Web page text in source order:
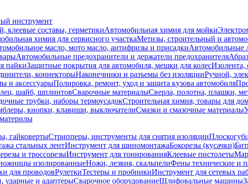
инструмент
клеевые составы, герметикиАвтомобильная химия для мойки
химия для сервисного участкаМетизы, строительный и
масло, мото масло, антифризы и присадкиАвтомобильные
Автомобильные предохранители и держатели предохранителя
пайкиЗащитные покрытия для автомобиля, мешки для колесИзолента,
коннекторыНаконечники и разъемы без изоляцииРучной,
и аксессуарыПолировка, ремонт, уход и защита кузова автомобиля
шайб, шплинтовСварочные материалыСверла, полотна, плашки,
трубки, наборы термоусадокСтроительная химия, товары для
кнопки, клавиши, выключателиСмазки и смазочные материалы
гайковертыСтрипперы, инструменты для снятия изоляции
стальных лентИнструмент для шиномонтажаБокорезы (кусачки)
и троссорезыИнструмент для тонированияКлеевые пистолеты
изолированныеНожи, лезвия, скальпелиФены технические и
для проводовРулеткиТестеры и пробникиИнструмент для сетевых
ударные и адаптерыСварочное оборудованиеШлифовальные машины